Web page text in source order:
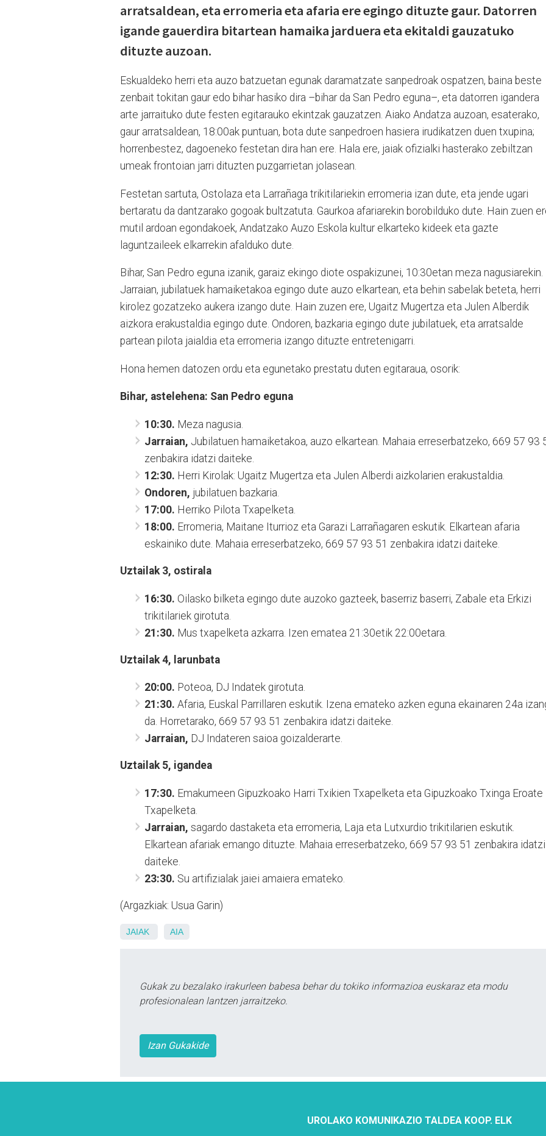
arratsaldean, eta erromeria eta afaria ere egingo dituzte gaur. Datorren
igande gauerdira bitartean hamaika jarduera eta ekitaldi gauzatuko
dituzte auzoan.
Eskualdeko herri eta auzo batzuetan egunak daramatzate sanpedroak ospatzen, baina beste
zenbait tokitan gaur edo bihar hasiko dira –bihar da San Pedro eguna–, eta datorren igandera
arte jarraituko dute festen egitarauko ekintzak gauzatzen. Aiako Andatza auzoan, esaterako,
gaur arratsaldean, 18:00ak puntuan, bota dute sanpedroen hasiera irudikatzen duen txupina;
horrenbestez, dagoeneko festetan dira han ere. Hala ere, jaiak ofizialki hasterako zebiltzan
umeak frontoian jarri dituzten puzgarrietan jolasean.
Festetan sartuta, Ostolaza eta Larrañaga trikitilariekin erromeria izan dute, eta jende ugari
bertaratu da dantzarako gogoak bultzatuta. Gaurkoa afariarekin borobilduko dute. Hain zuen
mutil ardoan egondakoek, Andatzako Auzo Eskola kultur elkarteko kideek eta gazte
laguntzaileek elkarrekin afalduko dute.
Bihar, San Pedro eguna izanik, garaiz ekingo diote ospakizunei, 10:30etan meza nagusiarekin.
Jarraian, jubilatuek hamaiketakoa egingo dute auzo elkartean, eta behin sabelak beteta, herri
kirolez gozatzeko aukera izango dute. Hain zuzen ere, Ugaitz Mugertza eta Julen Alberdik
aizkora erakustaldia egingo dute. Ondoren, bazkaria egingo dute jubilatuek, eta arratsalde
partean pilota jaialdia eta erromeria izango dituzte entretenigarri.
Hona hemen datozen ordu eta egunetako prestatu duten egitaraua, osorik:
Bihar, astelehena: San Pedro eguna
10:30. Meza nagusia.
Jarraian, Jubilatuen hamaiketakoa, auzo elkartean. Mahaia erreserbatzeko, 669 57 93
zenbakira idatzi daiteke.
12:30. Herri Kirolak: Ugaitz Mugertza eta Julen Alberdi aizkolarien erakustaldia.
Ondoren, jubilatuen bazkaria.
17:00. Herriko Pilota Txapelketa.
18:00. Erromeria, Maitane Iturrioz eta Garazi Larrañagaren eskutik. Elkartean afaria
eskainiko dute. Mahaia erreserbatzeko, 669 57 93 51 zenbakira idatzi daiteke.
Uztailak 3, ostirala
16:30. Oilasko bilketa egingo dute auzoko gazteek, baserriz baserri, Zabale eta Erkizi
trikitilariek girotuta.
21:30. Mus txapelketa azkarra. Izen ematea 21:30etik 22:00etara.
Uztailak 4, larunbata
20:00. Poteoa, DJ Indatek girotuta.
21:30. Afaria, Euskal Parrillaren eskutik. Izena emateko azken eguna ekainaren 24a
da. Horretarako, 669 57 93 51 zenbakira idatzi daiteke.
Jarraian, DJ Indateren saioa goizalderarte.
Uztailak 5, igandea
17:30. Emakumeen Gipuzkoako Harri Txikien Txapelketa eta Gipuzkoako Txinga Eroate
Txapelketa.
Jarraian, sagardo dastaketa eta erromeria, Laja eta Lutxurdio trikitilarien eskutik.
Elkartean afariak emango dituzte. Mahaia erreserbatzeko, 669 57 93 51 zenbakira idatzi
daiteke.
23:30. Su artifizialak jaiei amaiera emateko.
(Argazkiak: Usua Garin)
JAIAK AIA
Gukak zu bezalako irakurleen babesa behar du tokiko informazioa euskaraz eta modu
profesionalean lantzen jarraitzeko.
Izan Gukakide
UROLAKO KOMUNIKAZIO TALDEA KOOP. ELK